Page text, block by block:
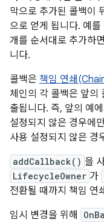
막으로 추가된 콜백이
으로 얻게 됩니다. 예를
개를 순서대로 추가하면
니다.
콜백은 책임 연쇄
체인의 각 콜백은 앞의
출됩니다. 즉, 앞의 예
설정되지 않은 경우에
사용 설정되지 않은 경
addCallback() 을
LifecycleOwner 가
전환될 때까지 책임 연
임시 변경을 위해